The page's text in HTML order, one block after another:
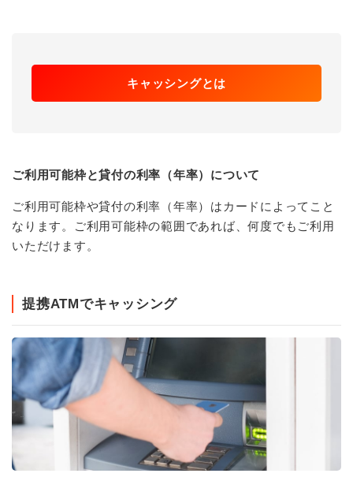
キャッシングとは
ご利用可能枠と貸付の利率（年率）について
ご利用可能枠や貸付の利率（年率）はカードによってこと
なります。ご利用可能枠の範囲であれば、何度でもご利用
いただけます。
提携ATMでキャッシング